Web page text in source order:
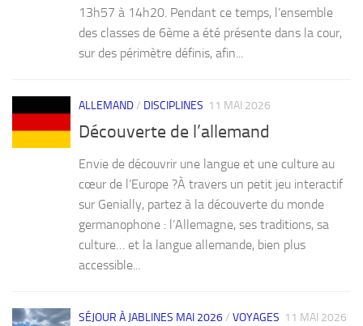
13h57 à 14h20. Pendant ce temps, l’ensemble
des classes de 6ème a été présente dans la cour,
sur des périmètre définis, afin...
ALLEMAND/ DISCIPLINES 11 MAI 2026
Découverte de l’allemand
Envie de découvrir une langue et une culture au
cœur de l’Europe ?À travers un petit jeu interactif
sur Genially, partez à la découverte du monde
germanophone : l’Allemagne, ses traditions, sa
culture… et la langue allemande, bien plus
accessible...
SÉJOUR À JABLINES MAI 2026/ VOYAGES 11 MAI 2026